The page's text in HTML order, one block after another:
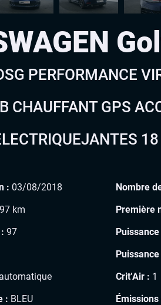
PERFORMANCE
CHAUFFANT GPS
: 03/08/2018
km
97
automatique
: BLEU
Nombre
Première
Crit’Air : 1
Émissions